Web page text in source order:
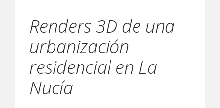
Renders 3D de una
urbanización
residencial en La
Nucía